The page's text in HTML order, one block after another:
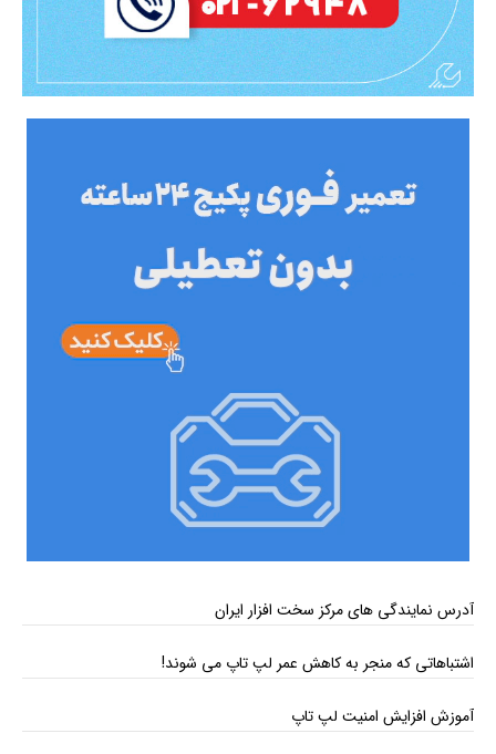
آدرس نمایندگی های مرکز سخت افزار ایران
اشتباهاتی که منجر به کاهش عمر لپ تاپ می ‌شوند!
آموزش افزایش امنیت لپ تاپ